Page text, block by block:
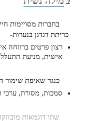
2.
בחברות מסויימות
כריתת דגדגן בנערות-
רצון פרטים ברווחה
אישית, מניעת
כנגד שאיפת
סמכות, מסורת, ערכי
שתי דוגמאות